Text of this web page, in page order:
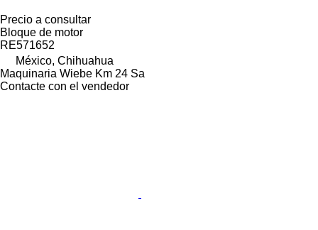
Precio a consultar
Bloque de motor
RE571652
México, Chihuahua
Maquinaria Wiebe Km 24 Sa
Contacte con el vendedor